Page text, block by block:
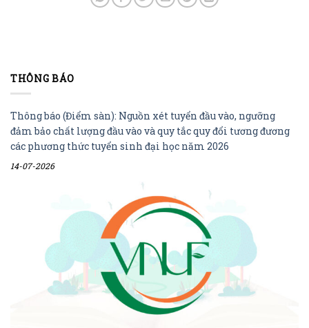
THÔNG BÁO
Thông báo (Điểm sàn): Nguồn xét tuyển đầu vào, ngưỡng
đảm bảo chất lượng đầu vào và quy tắc quy đổi tương đương
các phương thức tuyển sinh đại học năm 2026
14-07-2026